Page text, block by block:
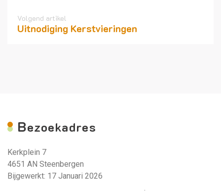
Volgend artikel
Uitnodiging Kerstvieringen
Bezoekadres
Kerkplein 7
4651 AN Steenbergen
Bijgewerkt: 17 Januari 2026